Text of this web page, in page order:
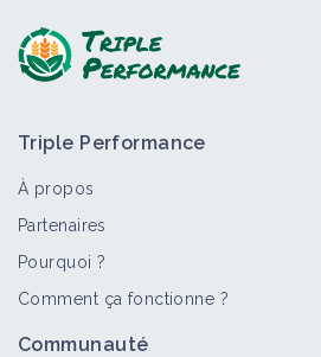
Triple Performance
À propos
Partenaires
Pourquoi ?
Comment ça fonctionne ?
Communauté